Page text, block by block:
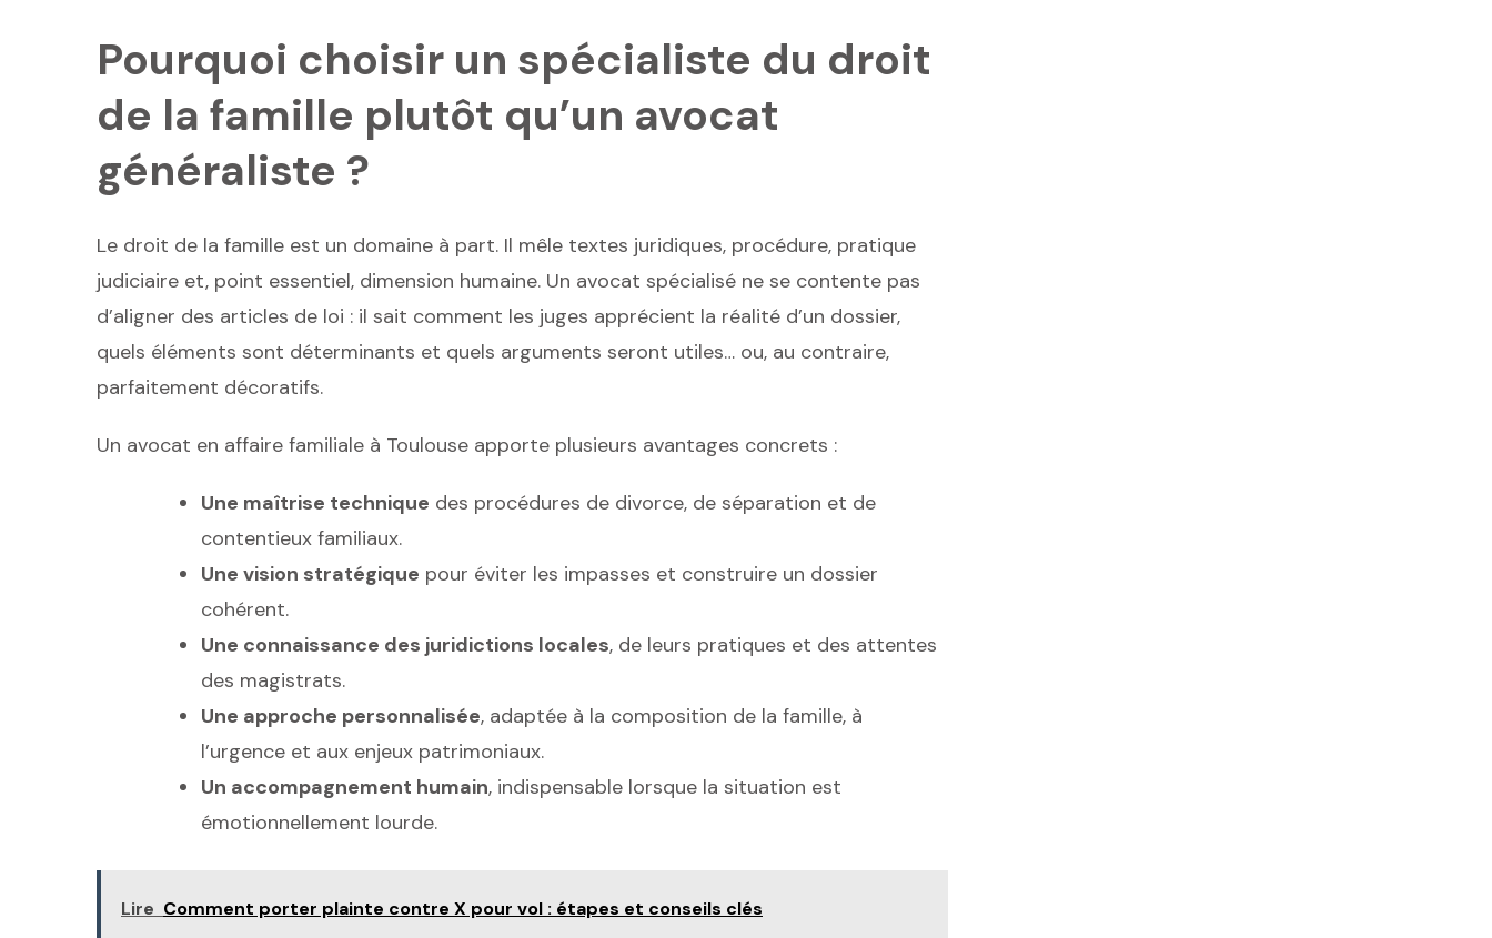
Pourquoi choisir un spécialiste du droit
de la famille plutôt qu’un avocat
généraliste ?
Le droit de la famille est un domaine à part. Il mêle textes juridiques, procédure, pratique
judiciaire et, point essentiel, dimension humaine. Un avocat spécialisé ne se contente pas
d’aligner des articles de loi : il sait comment les juges apprécient la réalité d’un dossier,
quels éléments sont déterminants et quels arguments seront utiles… ou, au contraire,
parfaitement décoratifs.
Un avocat en affaire familiale à Toulouse apporte plusieurs avantages concrets :
Une maîtrise technique des procédures de divorce, de séparation et de
contentieux familiaux.
Une vision stratégique pour éviter les impasses et construire un dossier
cohérent.
Une connaissance des juridictions locales, de leurs pratiques et des attentes
des magistrats.
Une approche personnalisée, adaptée à la composition de la famille, à
l’urgence et aux enjeux patrimoniaux.
Un accompagnement humain, indispensable lorsque la situation est
émotionnellement lourde.
Lire Comment porter plainte contre X pour vol : étapes et conseils clés